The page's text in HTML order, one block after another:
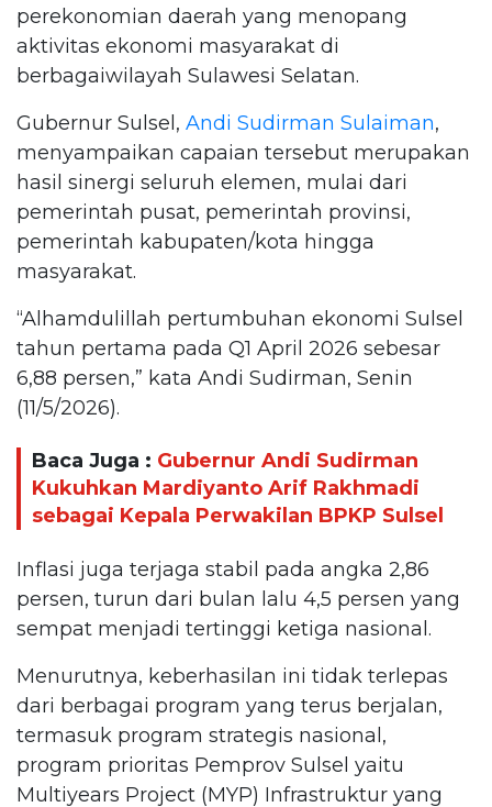
perekonomian daerah yang menopang
aktivitas ekonomi masyarakat di
berbagaiwilayah Sulawesi Selatan.
Gubernur Sulsel, Andi Sudirman Sulaiman,
menyampaikan capaian tersebut merupakan
hasil sinergi seluruh elemen, mulai dari
pemerintah pusat, pemerintah provinsi,
pemerintah kabupaten/kota hingga
masyarakat.
“Alhamdulillah pertumbuhan ekonomi Sulsel
tahun pertama pada Q1 April 2026 sebesar
6,88 persen,” kata Andi Sudirman, Senin
(11/5/2026).
Baca Juga : Gubernur Andi Sudirman
Kukuhkan Mardiyanto Arif Rakhmadi
sebagai Kepala Perwakilan BPKP Sulsel
Inflasi juga terjaga stabil pada angka 2,86
persen, turun dari bulan lalu 4,5 persen yang
sempat menjadi tertinggi ketiga nasional.
Menurutnya, keberhasilan ini tidak terlepas
dari berbagai program yang terus berjalan,
termasuk program strategis nasional,
program prioritas Pemprov Sulsel yaitu
Multiyears Project (MYP) Infrastruktur yang